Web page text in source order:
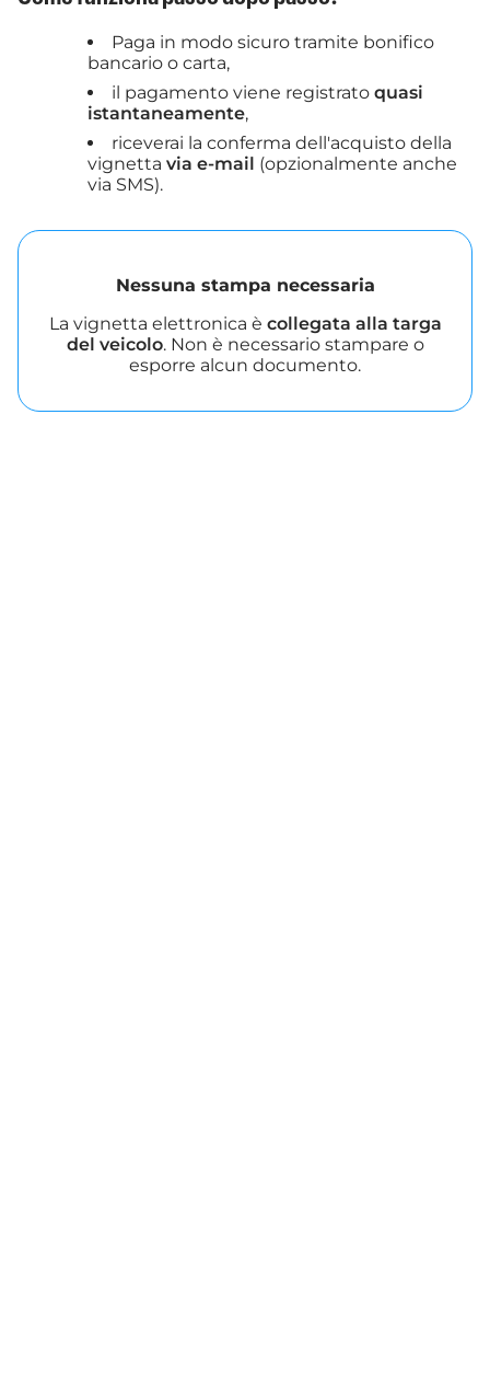
Paga in modo sicuro tramite bonifico
bancario o carta,
il pagamento viene registrato quasi
istantaneamente,
riceverai la conferma dell'acquisto della
vignetta via e-mail (opzionalmente anche
via SMS).
Nessuna stampa necessaria
La vignetta elettronica è collegata alla targa
del veicolo. Non è necessario stampare o
esporre alcun documento.